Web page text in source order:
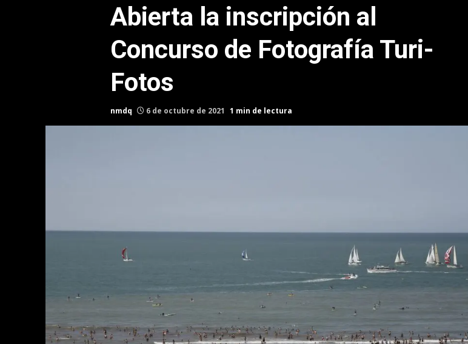
Abierta la inscripción al
Concurso de Fotografía Turi-
Fotos
nmdq 6 de octubre de 2021 1 min de lectura